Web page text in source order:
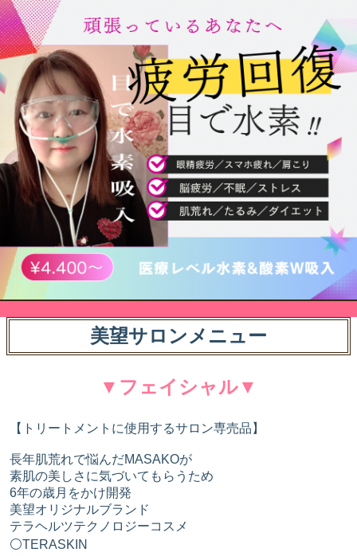
美望サロンメニュー
▼フェイシャル▼
【トリートメントに使用するサロン専売品】
長年肌荒れで悩んだMASAKOが
素肌の美しさに気づいてもらうため
6年の歳月をかけ開発
美望オリジナルブランド
テラヘルツテクノロジーコスメ
⚪️TERASKIN